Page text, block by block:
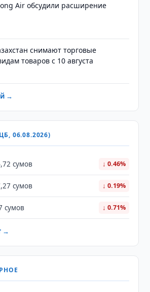
Air обсудили расширение
снимают торговые
товаров с 10 августа
→
06.08.2026)
сумов ↓ 0.46%
сумов ↓ 0.19%
сумов ↓ 0.71%
→